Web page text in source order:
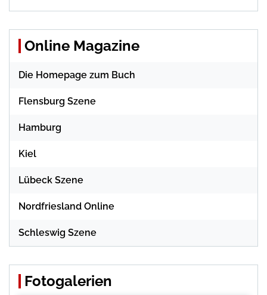
Online Magazine
Die Homepage zum Buch
Flensburg Szene
Hamburg
Kiel
Lübeck Szene
Nordfriesland Online
Schleswig Szene
Fotogalerien